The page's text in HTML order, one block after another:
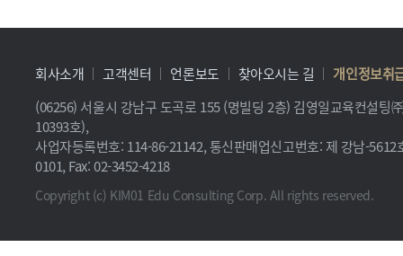
회사소개 고객센터 언론보도 찾아오시는 길
개인정보취
(06256) 서울시 강남구 도곡로 155 (명빌딩 2층) 김영일교육컨설팅
10393호),
사업자등록번호: 114-86-21142, 통신판매업신고번호: 제 강남-
0101, Fax: 02-3452-4218
Copyright (c) KIM01 Edu Consulting Corp. All rights reserved.